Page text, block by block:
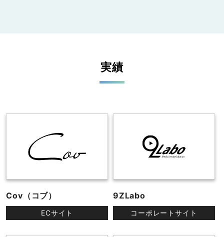
実績
Cov（コブ）
ECサイト
9ZLabo
コーポレートサイト